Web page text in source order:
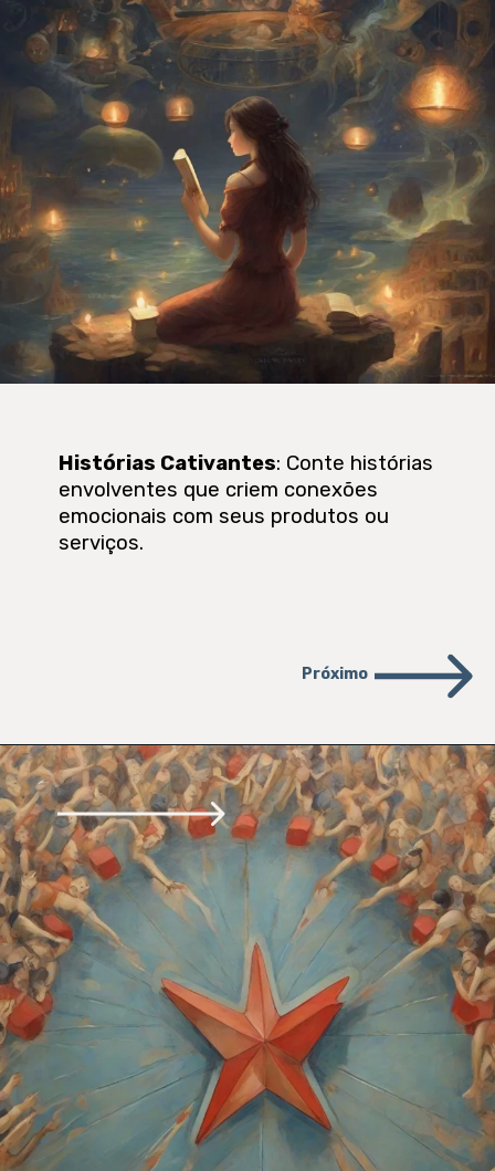
Histórias Cativantes: Conte histórias
envolventes que criem conexões
emocionais com seus produtos ou
serviços.
Próximo